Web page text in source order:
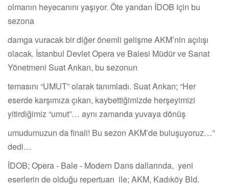
olmanın heyecanını yaşıyor. Öte yandan İDOB için bu
sezona
damga vuracak bir diğer önemli gelişme AKM’nin açılışı
olacak. İstanbul Devlet Opera ve Balesi Müdür ve Sanat
Yönetmeni Suat Arıkan, bu sezonun
temasını “UMUT” olarak tanımladı. Suat Arıkan; “Her
eserde karşımıza çıkan, kaybettiğimizde herşeyimizi
yitirdiğimiz “umut”… aynı zamanda yuvaya dönüş
umudumuzun da finali! Bu sezon AKM’de buluşuyoruz…”
dedi…
İDOB; Opera - Bale - Modern Dans dallarında, yeni
eserlerin de olduğu repertuarı ile; AKM, Kadıköy Bld.